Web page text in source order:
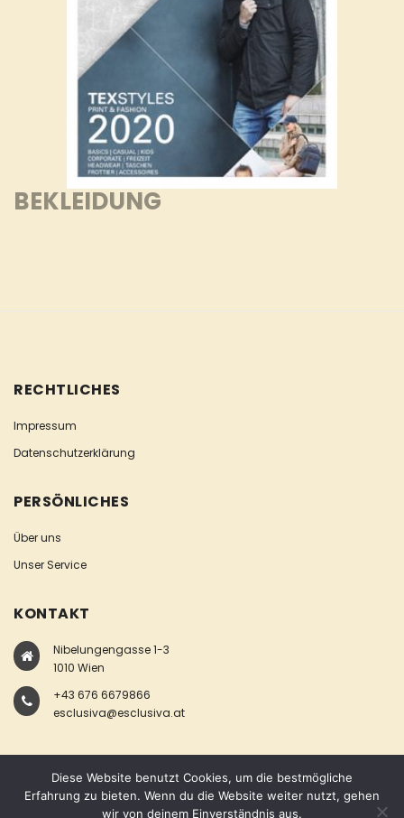
BEKLEIDUNG
RECHTLICHES
Impressum
Datenschutzerklärung
PERSÖNLICHES
Über uns
Unser Service
KONTAKT
Nibelungengasse 1-3
1010 Wien
+43 676 6679866
esclusiva@esclusiva.at
Diese Website benutzt Cookies, um die bestmögliche
Erfahrung zu bieten. Wenn du die Website weiter nutzt, gehen
wir von deinem Einverständnis aus.